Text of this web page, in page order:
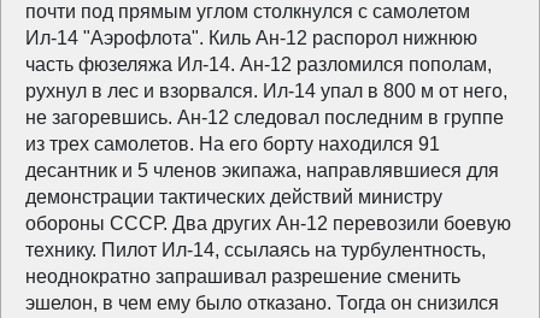
почти под прямым углом столкнулся с самолетом
Ил-14 "Аэрофлота". Киль Ан-12 распорол нижнюю
часть фюзеляжа Ил-14. Ан-12 разломился пополам,
рухнул в лес и взорвался. Ил-14 упал в 800 м от него,
не загоревшись. Ан-12 следовал последним в группе
из трех самолетов. На его борту находился 91
десантник и 5 членов экипажа, направлявшиеся для
демонстрации тактических действий министру
обороны СССР. Два других Ан-12 перевозили боевую
технику. Пилот Ил-14, ссылаясь на турбулентность,
неоднократно запрашивал разрешение сменить
эшелон, в чем ему было отказано. Тогда он снизился